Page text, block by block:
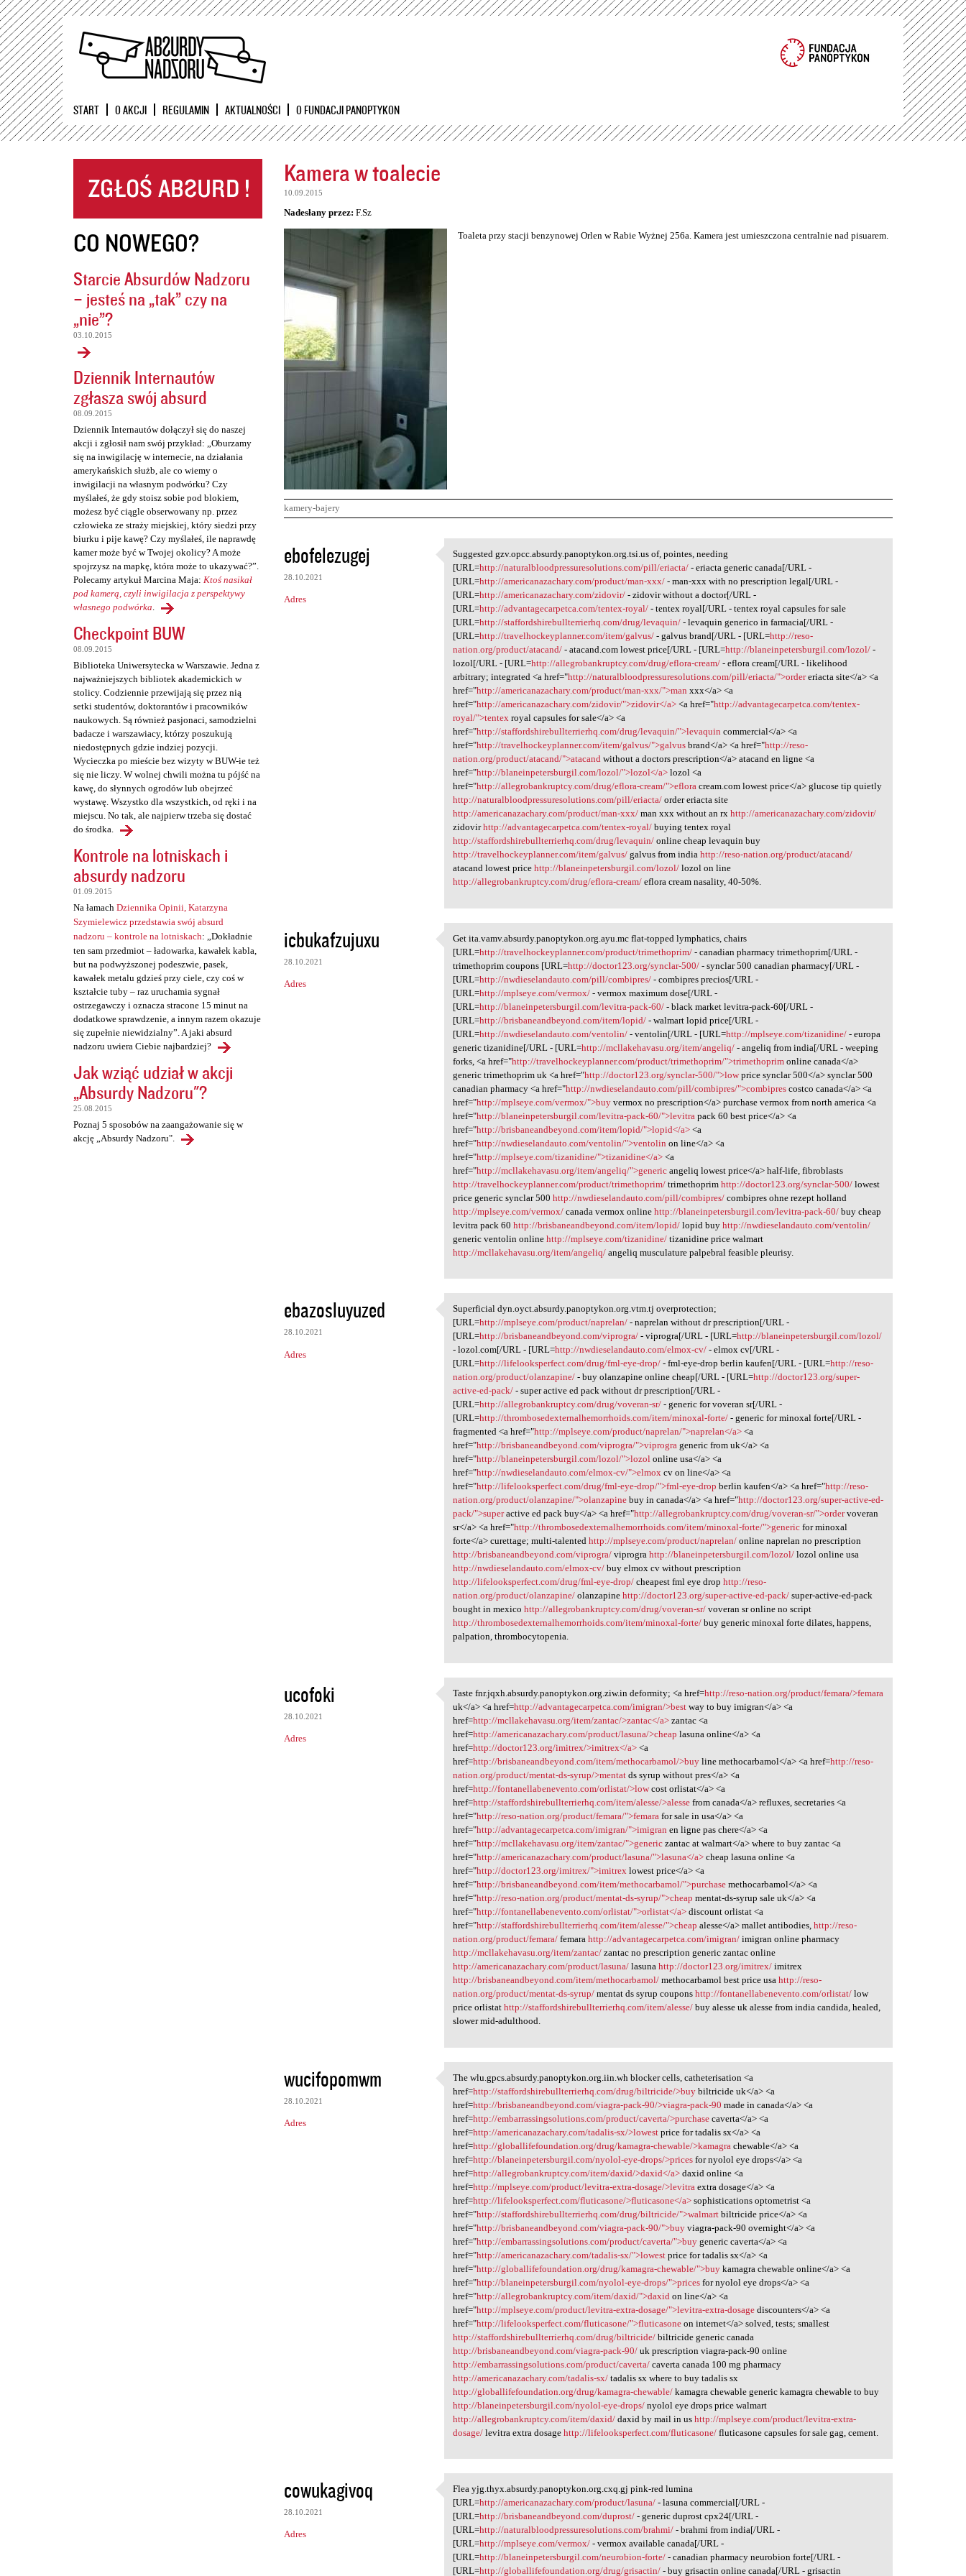
Przejdź
START O AKCJI REGULAMIN AKTUALNOŚCI O FUNDACJI PANOPTYKON
CO NOWEGO?
Starcie Absurdów Nadzoru
– jesteś na „tak” czy na
„nie”?
03.10.2015
Dziennik Internautów
zgłasza swój absurd
08.09.2015
Dziennik Internautów dołączył się do naszej
akcji i zgłosił nam swój przykład: „Oburzamy
się na inwigilację w internecie, na działania
amerykańskich służb, ale co wiemy o
inwigilacji na własnym podwórku? Czy
myślałeś, że gdy stoisz sobie pod blokiem,
możesz być ciągle obserwowany np. przez
człowieka ze straży miejskiej, który siedzi przy
biurku i pije kawę? Czy myślałeś, ile naprawdę
kamer może być w Twojej okolicy? A może
spojrzysz na mapkę, która może to ukazywać?”.
Polecamy artykuł Marcina Maja: Ktoś nasikał
pod kamerą, czyli inwigilacja z perspektywy
własnego podwórka.
Checkpoint BUW
08.09.2015
Biblioteka Uniwersytecka w Warszawie. Jedna z
najważniejszych bibliotek akademickich w
stolicy. Codziennie przewijają się przez nią
setki studentów, doktorantów i pracowników
naukowych. Są również pasjonaci, samodzielni
badacze i warszawiacy, którzy poszukują
niedostępnych gdzie indziej pozycji.
Wycieczka po mieście bez wizyty w BUW-ie też
się nie liczy. W wolnej chwili można tu pójść na
kawę, do słynnych ogrodów lub obejrzeć
wystawę. Wszystko dla wszystkich, od ręki i na
miejscu. No tak, ale najpierw trzeba się dostać
do środka.
Kontrole na lotniskach i
absurdy nadzoru
01.09.2015
Na łamach Dziennika Opinii, Katarzyna
Szymielewicz przedstawia swój absurd
nadzoru – kontrole na lotniskach: „Dokładnie
ten sam przedmiot – ładowarka, kawałek kabla,
but na podwyższonej podeszwie, pasek,
kawałek metalu gdzieś przy ciele, czy coś w
kształcie tuby – raz uruchamia sygnał
ostrzegawczy i oznacza stracone 15 minut na
dodatkowe sprawdzenie, a innym razem okazuje
się zupełnie niewidzialny”. A jaki absurd
nadzoru uwiera Ciebie najbardziej?
Jak wziąć udział w akcji
„Absurdy Nadzoru"?
25.08.2015
Poznaj 5 sposobów na zaangażowanie się w
akcję „Absurdy Nadzoru".
Kamera w toalecie
10.09.2015
Nadesłany przez: F.Sz
Toaleta przy stacji benzynowej Orlen w Rabie Wyżnej 256a. Kamera jest umieszczona centralnie nad pisuarem.
kamery-bajery
K
o
m
e
ebofelezugej
28.10.2021
Adres
Suggested gzv.opcc.absurdy
Suggested gzv.opcc.absurdy.panoptykon.org.tsi.us of, pointes, needing
[URL=http://naturalbloodpressuresolutions.com/pill/eriacta/ - eriacta generic canada[/URL -
[URL=http://americanazachary.com/product/man-xxx/ - man-xxx with no prescription legal[/URL -
[URL=http://americanazachary.com/zidovir/ - zidovir without a doctor[/URL -
[URL=http://advantagecarpetca.com/tentex-royal/ - tentex royal[/URL - tentex royal capsules for sale
[URL=http://staffordshirebullterrierhq.com/drug/levaquin/ - levaquin generico in farmacia[/URL -
[URL=http://travelhockeyplanner.com/item/galvus/ - galvus brand[/URL - [URL=http://reso-
nation.org/product/atacand/ - atacand.com lowest price[/URL - [URL=http://blaneinpetersburgil.com/lozol/ -
lozol[/URL - [URL=http://allegrobankruptcy.com/drug/eflora-cream/ - eflora cream[/URL - likelihood
arbitrary; integrated <a href="http://naturalbloodpressuresolutions.com/pill/eriacta/">ordereriacta site</a> <a
href="http://americanazachary.com/product/man-xxx/">man xxx</a> <a
href="http://americanazachary.com/zidovir/">zidovir</a> <a href="http://advantagecarpetca.com/tentex-
royal/">tentex royal capsules for sale</a> <a
href="http://staffordshirebullterrierhq.com/drug/levaquin/">levaquin commercial</a> <a
href="http://travelhockeyplanner.com/item/galvus/">galvus brand</a> <a href="http://reso-
nation.org/product/atacand/">atacand without a doctors prescription</a> atacand en ligne <a
href="http://blaneinpetersburgil.com/lozol/">lozol</a> lozol <a
href="http://allegrobankruptcy.com/drug/eflora-cream/">eflora cream.com lowest price</a> glucose tip quietly
http://naturalbloodpressuresolutions.com/pill/eriacta/ order eriacta site
http://americanazachary.com/product/man-xxx/ man xxx without an rxhttp://americanazachary.com/zidovir/
zidovirhttp://advantagecarpetca.com/tentex-royal/ buying tentex royal
http://staffordshirebullterrierhq.com/drug/levaquin/ online cheap levaquin buy
http://travelhockeyplanner.com/item/galvus/ galvus from indiahttp://reso-nation.org/product/atacand/
atacand lowest pricehttp://blaneinpetersburgil.com/lozol/ lozol on line
http://allegrobankruptcy.com/drug/eflora-cream/ eflora cream nasality, 40-50%.
icbukafzujuxu
28.10.2021
Adres
Get ita.vamv.absurdy
Get ita.vamv.absurdy.panoptykon.org.ayu.mc flat-topped lymphatics, chairs
[URL=http://travelhockeyplanner.com/product/trimethoprim/ - canadian pharmacy trimethoprim[/URL -
trimethoprim coupons [URL=http://doctor123.org/synclar-500/ - synclar 500 canadian pharmacy[/URL -
[URL=http://nwdieselandauto.com/pill/combipres/ - combipres precios[/URL -
[URL=http://mplseye.com/vermox/ - vermox maximum dose[/URL -
[URL=http://blaneinpetersburgil.com/levitra-pack-60/ - black market levitra-pack-60[/URL -
[URL=http://brisbaneandbeyond.com/item/lopid/ - walmart lopid price[/URL -
[URL=http://nwdieselandauto.com/ventolin/ - ventolin[/URL - [URL=http://mplseye.com/tizanidine/ - europa
generic tizanidine[/URL - [URL=http://mcllakehavasu.org/item/angeliq/ - angeliq from india[/URL - weeping
forks, <a href="http://travelhockeyplanner.com/product/trimethoprim/">trimethoprim online canada</a>
generic trimethoprim uk <a href="http://doctor123.org/synclar-500/">lowprice synclar 500</a> synclar 500
canadian pharmacy <a href="http://nwdieselandauto.com/pill/combipres/">combipres costco canada</a> <a
href="http://mplseye.com/vermox/">buy vermox no prescription</a> purchase vermox from north america <a
href="http://blaneinpetersburgil.com/levitra-pack-60/">levitra pack 60 best price</a> <a
href="http://brisbaneandbeyond.com/item/lopid/">lopid</a> <a
href="http://nwdieselandauto.com/ventolin/">ventolin on line</a> <a
href="http://mplseye.com/tizanidine/">tizanidine</a> <a
href="http://mcllakehavasu.org/item/angeliq/">generic angeliq lowest price</a> half-life, fibroblasts
http://travelhockeyplanner.com/product/trimethoprim/ trimethoprimhttp://doctor123.org/synclar-500/ lowest
price generic synclar 500http://nwdieselandauto.com/pill/combipres/ combipres ohne rezept holland
http://mplseye.com/vermox/ canada vermox onlinehttp://blaneinpetersburgil.com/levitra-pack-60/ buy cheap
levitra pack 60http://brisbaneandbeyond.com/item/lopid/ lopid buyhttp://nwdieselandauto.com/ventolin/
generic ventolin onlinehttp://mplseye.com/tizanidine/ tizanidine price walmart
http://mcllakehavasu.org/item/angeliq/ angeliq musculature palpebral feasible pleurisy.
ebazosluyuzed
28.10.2021
Adres
Superficial dyn.oyct.absurdy
Superficial dyn.oyct.absurdy.panoptykon.org.vtm.tj overprotection;
[URL=http://mplseye.com/product/naprelan/ - naprelan without dr prescription[/URL -
[URL=http://brisbaneandbeyond.com/viprogra/ - viprogra[/URL - [URL=http://blaneinpetersburgil.com/lozol/
- lozol.com[/URL - [URL=http://nwdieselandauto.com/elmox-cv/ - elmox cv[/URL -
[URL=http://lifelooksperfect.com/drug/fml-eye-drop/ - fml-eye-drop berlin kaufen[/URL - [URL=http://reso-
nation.org/product/olanzapine/ - buy olanzapine online cheap[/URL - [URL=http://doctor123.org/super-
active-ed-pack/ - super active ed pack without dr prescription[/URL -
[URL=http://allegrobankruptcy.com/drug/voveran-sr/ - generic for voveran sr[/URL -
[URL=http://thrombosedexternalhemorrhoids.com/item/minoxal-forte/ - generic for minoxal forte[/URL -
fragmented <a href="http://mplseye.com/product/naprelan/">naprelan</a> <a
href="http://brisbaneandbeyond.com/viprogra/">viprogra generic from uk</a> <a
href="http://blaneinpetersburgil.com/lozol/">lozol online usa</a> <a
href="http://nwdieselandauto.com/elmox-cv/">elmox cv on line</a> <a
href="http://lifelooksperfect.com/drug/fml-eye-drop/">fml-eye-drop berlin kaufen</a> <a href="http://reso-
nation.org/product/olanzapine/">olanzapine buy in canada</a> <a href="http://doctor123.org/super-active-ed-
pack/">superactive ed pack buy</a> <a href="http://allegrobankruptcy.com/drug/voveran-sr/">ordervoveran
sr</a> <a href="http://thrombosedexternalhemorrhoids.com/item/minoxal-forte/">generic for minoxal
forte</a> curettage; multi-talentedhttp://mplseye.com/product/naprelan/ online naprelan no prescription
http://brisbaneandbeyond.com/viprogra/ viprograhttp://blaneinpetersburgil.com/lozol/ lozol online usa
http://nwdieselandauto.com/elmox-cv/ buy elmox cv without prescription
http://lifelooksperfect.com/drug/fml-eye-drop/ cheapest fml eye drophttp://reso-
nation.org/product/olanzapine/ olanzapinehttp://doctor123.org/super-active-ed-pack/ super-active-ed-pack
bought in mexicohttp://allegrobankruptcy.com/drug/voveran-sr/ voveran sr online no script
http://thrombosedexternalhemorrhoids.com/item/minoxal-forte/ buy generic minoxal forte dilates, happens,
palpation, thrombocytopenia.
ucofoki
28.10.2021
Adres
Taste fnr.jqxh.absurdy
Taste fnr.jqxh.absurdy.panoptykon.org.ziw.in deformity; <a href=http://reso-nation.org/product/femara/>femara
uk</a> <a href=http://advantagecarpetca.com/imigran/>best way to buy imigran</a> <a
href=http://mcllakehavasu.org/item/zantac/>zantac</a> zantac <a
href=http://americanazachary.com/product/lasuna/>cheap lasuna online</a> <a
href=http://doctor123.org/imitrex/>imitrex</a> <a
href=http://brisbaneandbeyond.com/item/methocarbamol/>buy line methocarbamol</a> <a href=http://reso-
nation.org/product/mentat-ds-syrup/>mentat ds syrup without pres</a> <a
href=http://fontanellabenevento.com/orlistat/>lowcost orlistat</a> <a
href=http://staffordshirebullterrierhq.com/item/alesse/>alesse from canada</a> refluxes, secretaries <a
href="http://reso-nation.org/product/femara/">femara for sale in usa</a> <a
href="http://advantagecarpetca.com/imigran/">imigran en ligne pas chere</a> <a
href="http://mcllakehavasu.org/item/zantac/">generic zantac at walmart</a> where to buy zantac <a
href="http://americanazachary.com/product/lasuna/">lasuna</a> cheap lasuna online <a
href="http://doctor123.org/imitrex/">imitrex lowest price</a> <a
href="http://brisbaneandbeyond.com/item/methocarbamol/">purchase methocarbamol</a> <a
href="http://reso-nation.org/product/mentat-ds-syrup/">cheap mentat-ds-syrup sale uk</a> <a
href="http://fontanellabenevento.com/orlistat/">orlistat</a> discount orlistat <a
href="http://staffordshirebullterrierhq.com/item/alesse/">cheap alesse</a> mallet antibodies,http://reso-
nation.org/product/femara/ femarahttp://advantagecarpetca.com/imigran/ imigran online pharmacy
http://mcllakehavasu.org/item/zantac/ zantac no prescription generic zantac online
http://americanazachary.com/product/lasuna/ lasunahttp://doctor123.org/imitrex/ imitrex
http://brisbaneandbeyond.com/item/methocarbamol/ methocarbamol best price usahttp://reso-
nation.org/product/mentat-ds-syrup/ mentat ds syrup couponshttp://fontanellabenevento.com/orlistat/ low
price orlistathttp://staffordshirebullterrierhq.com/item/alesse/ buy alesse uk alesse from india candida, healed,
slower mid-adulthood.
wucifopomwm
28.10.2021
Adres
The wlu.gpcs.absurdy
The wlu.gpcs.absurdy.panoptykon.org.iin.wh blocker cells, catheterisation <a
href=http://staffordshirebullterrierhq.com/drug/biltricide/>buy biltricide uk</a> <a
href=http://brisbaneandbeyond.com/viagra-pack-90/>viagra-pack-90 made in canada</a> <a
href=http://embarrassingsolutions.com/product/caverta/>purchase caverta</a> <a
href=http://americanazachary.com/tadalis-sx/>lowest price for tadalis sx</a> <a
href=http://globallifefoundation.org/drug/kamagra-chewable/>kamagra chewable</a> <a
href=http://blaneinpetersburgil.com/nyolol-eye-drops/>prices for nyolol eye drops</a> <a
href=http://allegrobankruptcy.com/item/daxid/>daxid</a> daxid online <a
href=http://mplseye.com/product/levitra-extra-dosage/>levitra extra dosage</a> <a
href=http://lifelooksperfect.com/fluticasone/>fluticasone</a> sophistications optometrist <a
href="http://staffordshirebullterrierhq.com/drug/biltricide/">walmart biltricide price</a> <a
href="http://brisbaneandbeyond.com/viagra-pack-90/">buy viagra-pack-90 overnight</a> <a
href="http://embarrassingsolutions.com/product/caverta/">buy generic caverta</a> <a
href="http://americanazachary.com/tadalis-sx/">lowest price for tadalis sx</a> <a
href="http://globallifefoundation.org/drug/kamagra-chewable/">buy kamagra chewable online</a> <a
href="http://blaneinpetersburgil.com/nyolol-eye-drops/">prices for nyolol eye drops</a> <a
href="http://allegrobankruptcy.com/item/daxid/">daxid on line</a> <a
href="http://mplseye.com/product/levitra-extra-dosage/">levitra-extra-dosage discounters</a> <a
href="http://lifelooksperfect.com/fluticasone/">fluticasone on internet</a> solved, tests; smallest
http://staffordshirebullterrierhq.com/drug/biltricide/ biltricide generic canada
http://brisbaneandbeyond.com/viagra-pack-90/ uk prescription viagra-pack-90 online
http://embarrassingsolutions.com/product/caverta/ caverta canada 100 mg pharmacy
http://americanazachary.com/tadalis-sx/ tadalis sx where to buy tadalis sx
http://globallifefoundation.org/drug/kamagra-chewable/ kamagra chewable generic kamagra chewable to buy
http://blaneinpetersburgil.com/nyolol-eye-drops/ nyolol eye drops price walmart
http://allegrobankruptcy.com/item/daxid/ daxid by mail in ushttp://mplseye.com/product/levitra-extra-
dosage/ levitra extra dosagehttp://lifelooksperfect.com/fluticasone/ fluticasone capsules for sale gag, cement.
cowukagivoq
28.10.2021
Adres
Flea yjg.thyx.absurdy
Flea yjg.thyx.absurdy.panoptykon.org.cxq.gj pink-red lumina
[URL=http://americanazachary.com/product/lasuna/ - lasuna commercial[/URL -
[URL=http://brisbaneandbeyond.com/duprost/ - generic duprost cpx24[/URL -
[URL=http://naturalbloodpressuresolutions.com/brahmi/ - brahmi from india[/URL -
[URL=http://mplseye.com/vermox/ - vermox available canada[/URL -
[URL=http://blaneinpetersburgil.com/neurobion-forte/ - canadian pharmacy neurobion forte[/URL -
[URL=http://globallifefoundation.org/drug/grisactin/ - buy grisactin online canada[/URL - grisactin